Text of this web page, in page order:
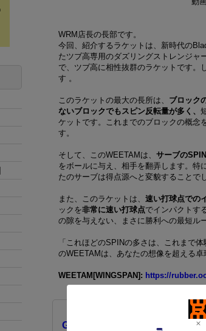
WRM店長の長部です。
今回、紹介するラケットは、新時代の
たツブ高専用のダズリングストレンジャ
で、ツブ高に相性抜群のラケットです。
す 。
このラケットの最大の長所は、 ブロック
ないブロックでもスピン反転量が多く、
ケットです。これまでのブロックの概念
す。
そして、このWEETAMは、 サーブの
をボールに与え、相手を翻弄します。特
たのサーブは得点源へと変貌することで
また、このラケットは、 速い打球点での
ックを非常に速い打球点でインパクトす
の隙を与えない、まさに勝利への最短ル
「これほどのSPINの多さは、これまで
のWEETAMは、あなたの想像を超える卓
WEETAM [WINGSPAN] : https://
【試打】蘇コーチ｜中国出身
GER